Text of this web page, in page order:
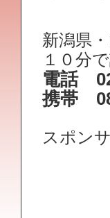
新潟県
１０分
電話
携帯
スポン